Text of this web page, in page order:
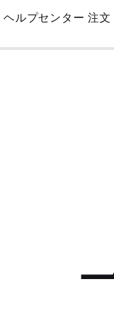
Skip
Main
ヘルプセンター 注文